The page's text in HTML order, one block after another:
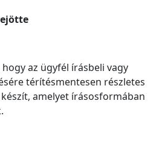
az ügyfél írásbeli vagy
térítésmentesen részletes
amelyet írásosformában